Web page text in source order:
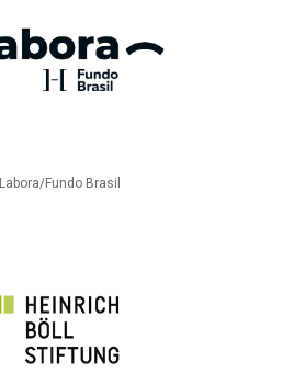
Labora/Fundo Brasil